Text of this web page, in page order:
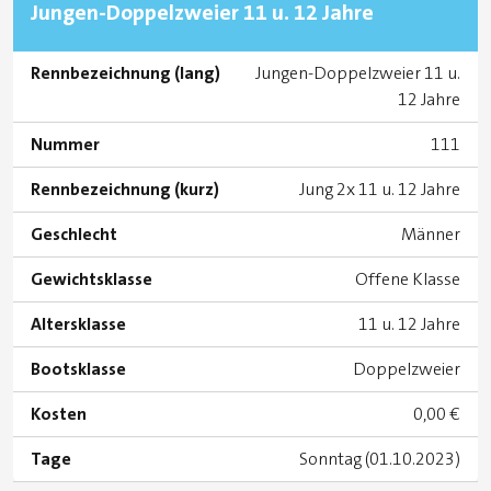
Jungen-Doppelzweier 11 u. 12 Jahre
Rennbezeichnung (lang)
Jungen-Doppelzweier 11 u.
12 Jahre
Nummer
111
Rennbezeichnung (kurz)
Jung 2x 11 u. 12 Jahre
Geschlecht
Männer
Gewichtsklasse
Offene Klasse
Altersklasse
11 u. 12 Jahre
Bootsklasse
Doppelzweier
Kosten
0,00 €
Tage
Sonntag (01.10.2023)